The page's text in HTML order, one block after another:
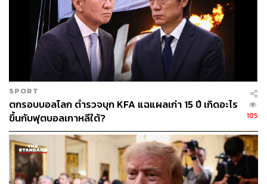
จำเป็นต้องหักค่าใช้จ่ายในสินค้านำเข้าออก เพื่อให้ได้ราย
จ่ายสำหรับสินค้าที่ผลิตภายในประเทศ แต่ในโลกโลกาภิวัตน์
มีสินค้ามากมายที่ไม่สามารถหาได้ในประเทศหรือมีราคา
แพง ไม่นับรวมการนำเข้าสินค้าขั้นกลางที่เอามาใช้ภาค
อุตสาหกรรม การพยายามลดการขาดดุลการค้าเพื่อเพิ่ม
GDP จึงเป็นอะไรที่ไม่มีเหตุผลในทางเศรษฐศาสตร์ และเรา
ไม่เคยมีเป้าหมายการเจริญเติบโตทางเศรษฐกิจผ่านการลด
การขาดดุลการค้า
อีกหนึ่งประเด็นคือการใช้ Tariff เพื่อพลิกฟื้นภาค
อุตสาหกรรมภายในประเทศ แต่คำถามที่ควรตั้งก็คือ
สหรัฐอเมริกายังมี Comparative Advantage ในสินค้า
อุตสาหกรรมหรือไม่ และจริงๆ แล้ว กิจกรรมที่เหมาะสมและ
SPORT
ตกรอบบอลโลก ตำรวจบุก KFA แฉแผลเก่า 15 ปี เกิดอะไร
ขึ้นกับฟุตบอลเกาหลีใต้?
105